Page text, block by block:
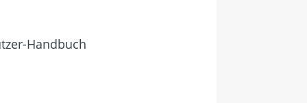
Handbuch